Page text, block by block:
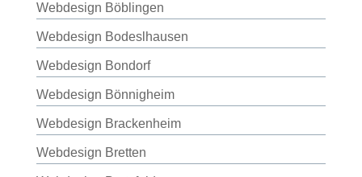
Webdesign Böblingen
Webdesign Bodeslhausen
Webdesign Bondorf
Webdesign Bönnigheim
Webdesign Brackenheim
Webdesign Bretten